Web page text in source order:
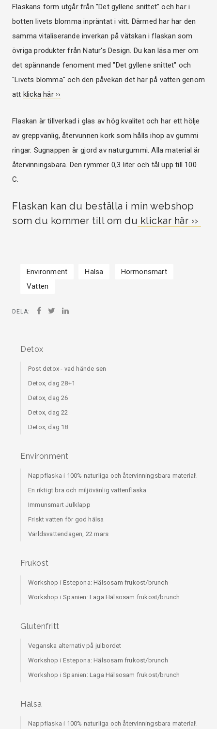
Flaskans form utgår från "Det gyllene snittet" och har i
botten livets blomma inpräntat i vitt. Därmed har har den
samma vitaliserande inverkan på vätskan i flaskan som
övriga produkter från Natur's Design. Du kan läsa mer om
det spännande fenoment med "Det gyllene snittet" och
"Livets blomma" och den påvekan det har på vatten genom
att klicka här ››
Flaskan är tillverkad i glas av hög kvalitet och har ett hölje
av greppvänlig, återvunnen kork som hålls ihop av gummi
ringar. Sugnappen är gjord av naturgummi. Alla material är
återvinningsbara. Den rymmer 0,3 liter och tål upp till 100
C.
Flaskan kan du beställa i min webshop
som du kommer till om du klickar här ››
Environment Hälsa
Hormonsmart
Vatten
DELA:
Detox
Post detox - vad hände sen
Detox, dag 28+1
Detox, dag 26
Detox, dag 22
Detox, dag 18
Environment
Nappflaska i 100% naturliga och återvinningsbara material!
En riktigt bra och miljövänlig vattenflaska
Immunsmart Julklapp
Friskt vatten för god hälsa
Världsvattendagen, 22 mars
Frukost
Workshop i Estepona: Hälsosam frukost/brunch
Workshop i Spanien: Laga Hälsosam frukost/brunch
Glutenfritt
Veganska alternativ på julbordet
Workshop i Estepona: Hälsosam frukost/brunch
Workshop i Spanien: Laga Hälsosam frukost/brunch
Hälsa
Nappflaska i 100% naturliga och återvinningsbara material!